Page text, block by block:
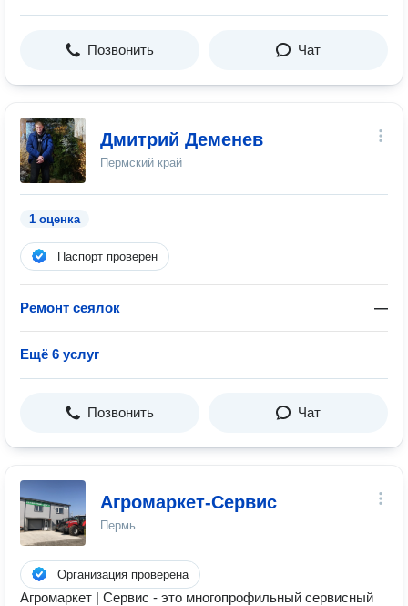
Позвонить Чат
Дмитрий Деменев
Пермский край
1 оценка
Паспорт проверен
Ремонт сеялок —
Ещё 6 услуг
Позвонить Чат
Агромаркет-Сервис
Пермь
Организация проверена
Агромаркет | Сервис - это многопрофильный сервисный